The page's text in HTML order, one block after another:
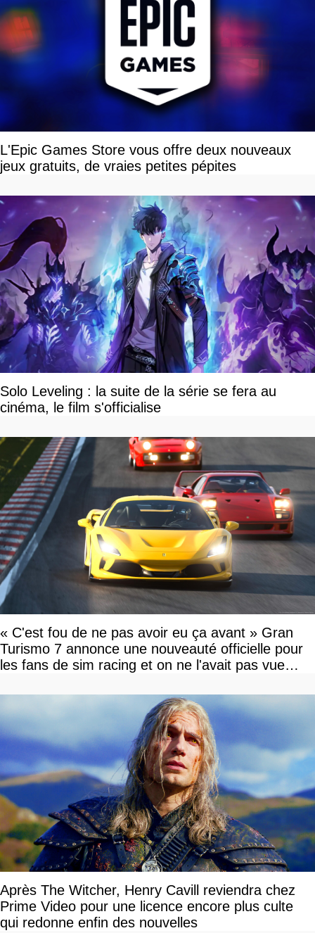
L'Epic Games Store vous offre deux nouveaux
jeux gratuits, de vraies petites pépites
Solo Leveling : la suite de la série se fera au
cinéma, le film s'officialise
« C'est fou de ne pas avoir eu ça avant » Gran
Turismo 7 annonce une nouveauté officielle pour
les fans de sim racing et on ne l'avait pas vue
Après The Witcher, Henry Cavill reviendra chez
Prime Video pour une licence encore plus culte
qui redonne enfin des nouvelles